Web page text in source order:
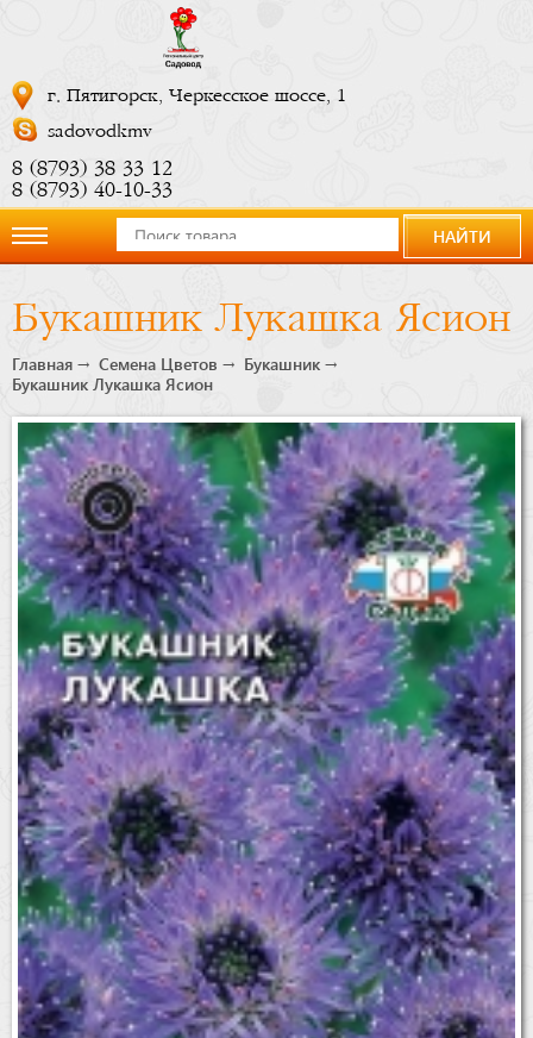
г. Пятигорск, Черкесское шоссе, 1
sadovodkmv
8 (8793) 38 33 12
8 (8793) 40-10-33
компании
Новости
Купить
сейчас
Бренды
Доставка
Оптовикам
НАЙТИ
Букашник Лукашка Ясион
Главная Семена Цветов
Букашник
Букашник Лукашка Ясион